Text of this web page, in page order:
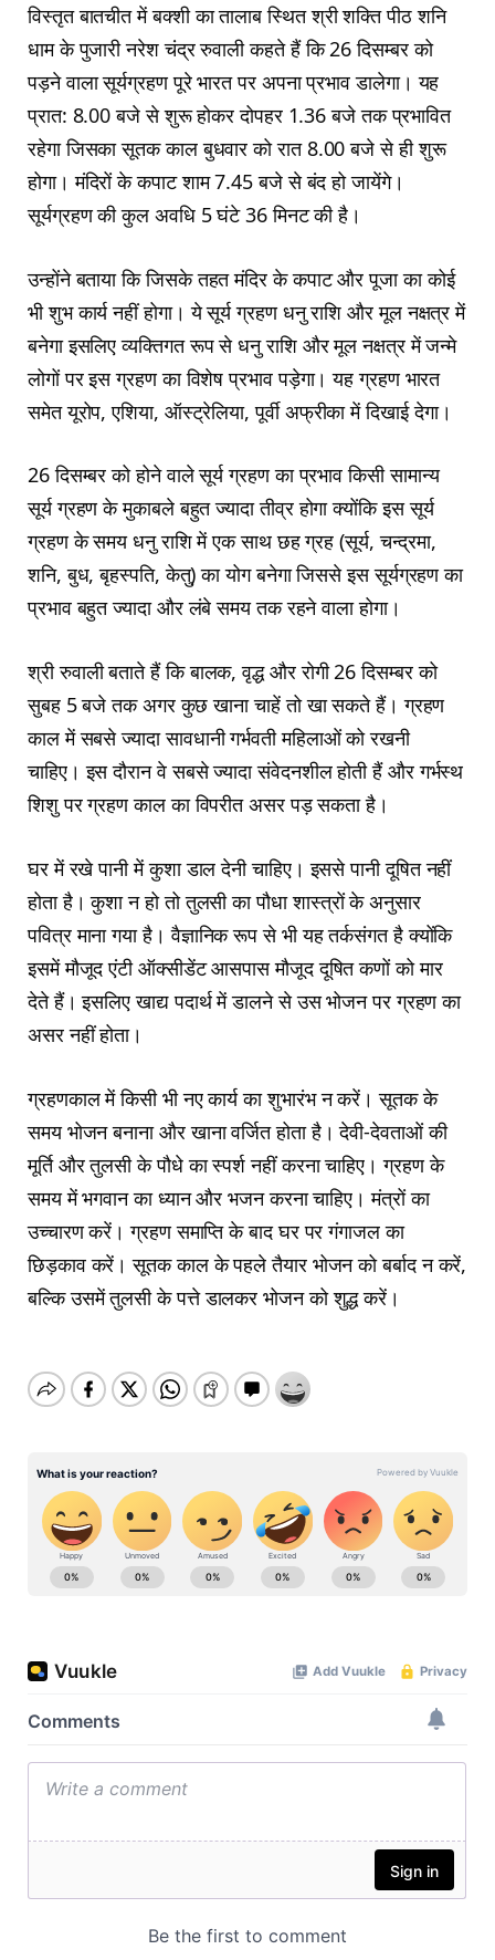
विस्तृत बातचीत में बक्शी का तालाब स्थित श्री शक्ति पीठ शनि
धाम के पुजारी नरेश चंद्र रुवाली कहते हैं कि 26 दिसम्बर को
पड़ने वाला सूर्यग्रहण पूरे भारत पर अपना प्रभाव डालेगा। यह
प्रात: 8.00 बजे से शुरू होकर दोपहर 1.36 बजे तक प्रभावित
रहेगा जिसका सूतक काल बुधवार को रात 8.00 बजे से ही शुरू
होगा। मंदिरों के कपाट शाम 7.45 बजे से बंद हो जायेंगे।
सूर्यग्रहण की कुल अवधि 5 घंटे 36 मिनट की है।
उन्होंने बताया कि जिसके तहत मंदिर के कपाट और पूजा का कोई
भी शुभ कार्य नहीं होगा। ये सूर्य ग्रहण धनु राशि और मूल नक्षत्र में
बनेगा इसलिए व्यक्तिगत रूप से धनु राशि और मूल नक्षत्र में जन्मे
लोगों पर इस ग्रहण का विशेष प्रभाव पड़ेगा। यह ग्रहण भारत
समेत यूरोप, एशिया, ऑस्ट्रेलिया, पूर्वी अफ्रीका में दिखाई देगा।
26 दिसम्बर को होने वाले सूर्य ग्रहण का प्रभाव किसी सामान्य
सूर्य ग्रहण के मुकाबले बहुत ज्यादा तीव्र होगा क्योंकि इस सूर्य
ग्रहण के समय धनु राशि में एक साथ छह ग्रह (सूर्य, चन्द्रमा,
शनि, बुध, बृहस्पति, केतु) का योग बनेगा जिससे इस सूर्यग्रहण का
प्रभाव बहुत ज्यादा और लंबे समय तक रहने वाला होगा।
श्री रुवाली बताते हैं कि बालक, वृद्ध और रोगी 26 दिसम्बर को
सुबह 5 बजे तक अगर कुछ खाना चाहें तो खा सकते हैं। ग्रहण
काल में सबसे ज्यादा सावधानी गर्भवती महिलाओं को रखनी
चाहिए। इस दौरान वे सबसे ज्यादा संवेदनशील होती हैं और गर्भस्थ
शिशु पर ग्रहण काल का विपरीत असर पड़ सकता है।
घर में रखे पानी में कुशा डाल देनी चाहिए। इससे पानी दूषित नहीं
होता है। कुशा न हो तो तुलसी का पौधा शास्त्रों के अनुसार
पवित्र माना गया है। वैज्ञानिक रूप से भी यह तर्कसंगत है क्योंकि
इसमें मौजूद एंटी ऑक्सीडेंट आसपास मौजूद दूषित कणों को मार
देते हैं। इसलिए खाद्य पदार्थ में डालने से उस भोजन पर ग्रहण का
असर नहीं होता।
ग्रहणकाल में किसी भी नए कार्य का शुभारंभ न करें। सूतक के
समय भोजन बनाना और खाना वर्जित होता है। देवी-देवताओं की
मूर्ति और तुलसी के पौधे का स्पर्श नहीं करना चाहिए। ग्रहण के
समय में भगवान का ध्यान और भजन करना चाहिए। मंत्रों का
उच्चारण करें। ग्रहण समाप्ति के बाद घर पर गंगाजल का
छिड़काव करें। सूतक काल के पहले तैयार भोजन को बर्बाद न करें,
बल्कि उसमें तुलसी के पत्ते डालकर भोजन को शुद्ध करें।